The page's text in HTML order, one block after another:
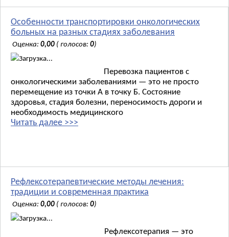
Особенности транспортировки онкологических
больных на разных стадиях заболевания
Оценка: 0,00 ( голосов: 0)
Загрузка...
Перевозка пациентов с
онкологическими заболеваниями — это не просто
перемещение из точки А в точку Б. Состояние
здоровья, стадия болезни, переносимость дороги и
необходимость медицинского
Читать далее >>>
Рефлексотерапевтические методы лечения:
традиции и современная практика
Оценка: 0,00 ( голосов: 0)
Загрузка...
Рефлексотерапия — это